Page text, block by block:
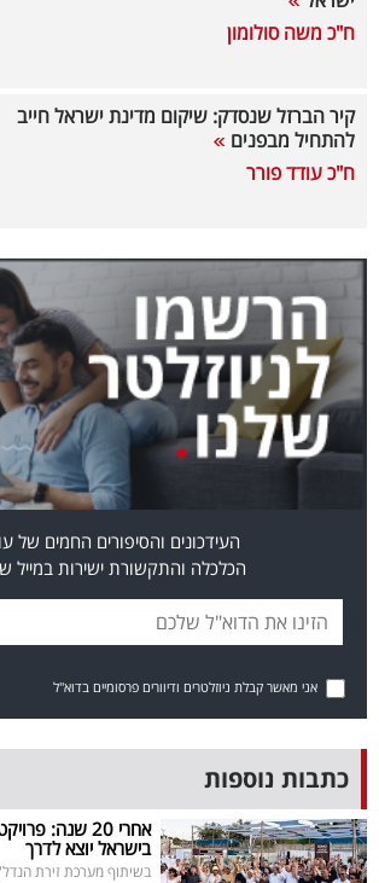
רכילות
קריפטו
ויראלי
עסקי
ספורט
קריירה
ולימודים
רכב
בריאות
תרבות
ופנאי
תיירות
TOP-
ח"כ משה סולומון
קיר הברזל שנסדק: שיקום מדינת ישראל חייב
להתחיל מבפנים
ח"כ עודד פורר
העידכונים והסיפורים החמים של
הכלכלה והתקשורת ישירות במייל
אני מאשר קבלת ניוזלטרים ודיוורים פרסומיים בדוא"ל
כתבות נוספות
אחרי 20 שנה:
בישראל יוצא לדרך
בשיתוף מערכת זירת